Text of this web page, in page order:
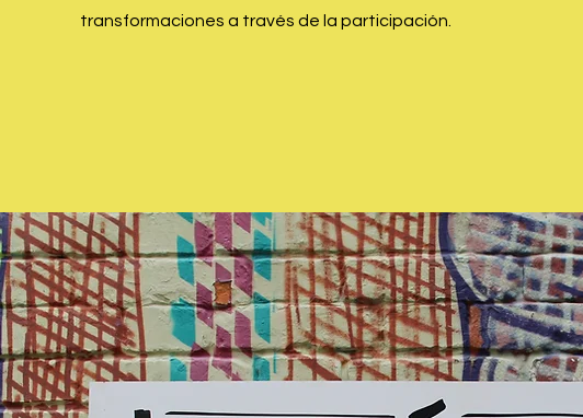
transformaciones a través de la participación.